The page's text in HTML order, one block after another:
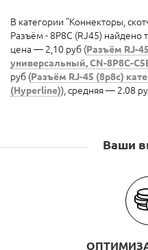
В категории "Коннекторы,
Разъём - 8P8C (RJ45)
цена — 2,10 руб (Разъём RJ-
универсальный, CN-8P8C-
руб (Разъём RJ-45 (8p8c)
(Hyperline)), средняя — 2.08
Ваши